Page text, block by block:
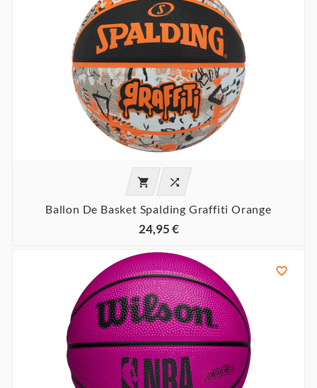
 
Ballon De Basket Spalding Graffiti Orange
24,95 €
